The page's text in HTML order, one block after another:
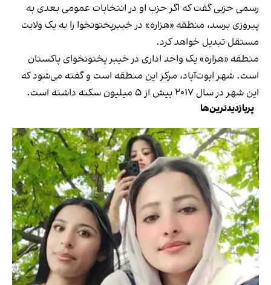
رسمی حزبی گفت که اگر حزب او در انتخابات عمومی بعدی به
پیروزی برسد، منطقه «هزاره» در خیبرپختونخوا را به یک ولایت
مستقل تبدیل خواهد کرد.
منطقه «هزاره» یک واحد اداری در خیبر پختونخوای پاکستان
است. شهر ابوت‌آباد، مرکز این منطقه است و گفته می‌شود که
این شهر در سال ۲۰۱۷ بیش از ۵ میلیون سکنه داشته است.
پربازدیدترین‌ها